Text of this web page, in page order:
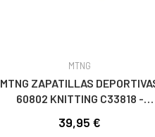
MTNG
MTNG ZAPATILLAS
60802 KNITTING C33818 -
39,95 €